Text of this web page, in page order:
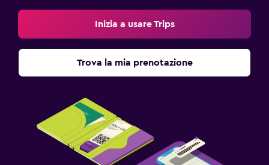
Inizia a usare Trips
Trova la mia prenotazione